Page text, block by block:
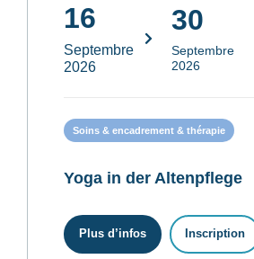
16
Septembre
2026
30
Septembre
2026
Soins & encadrement & thérapie
Yoga in der Altenpflege
Plus d’infos Inscription